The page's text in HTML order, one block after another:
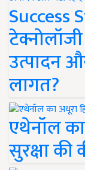
Success
उत्पादन
लागत?
एथेनॉल
सुरक्षा